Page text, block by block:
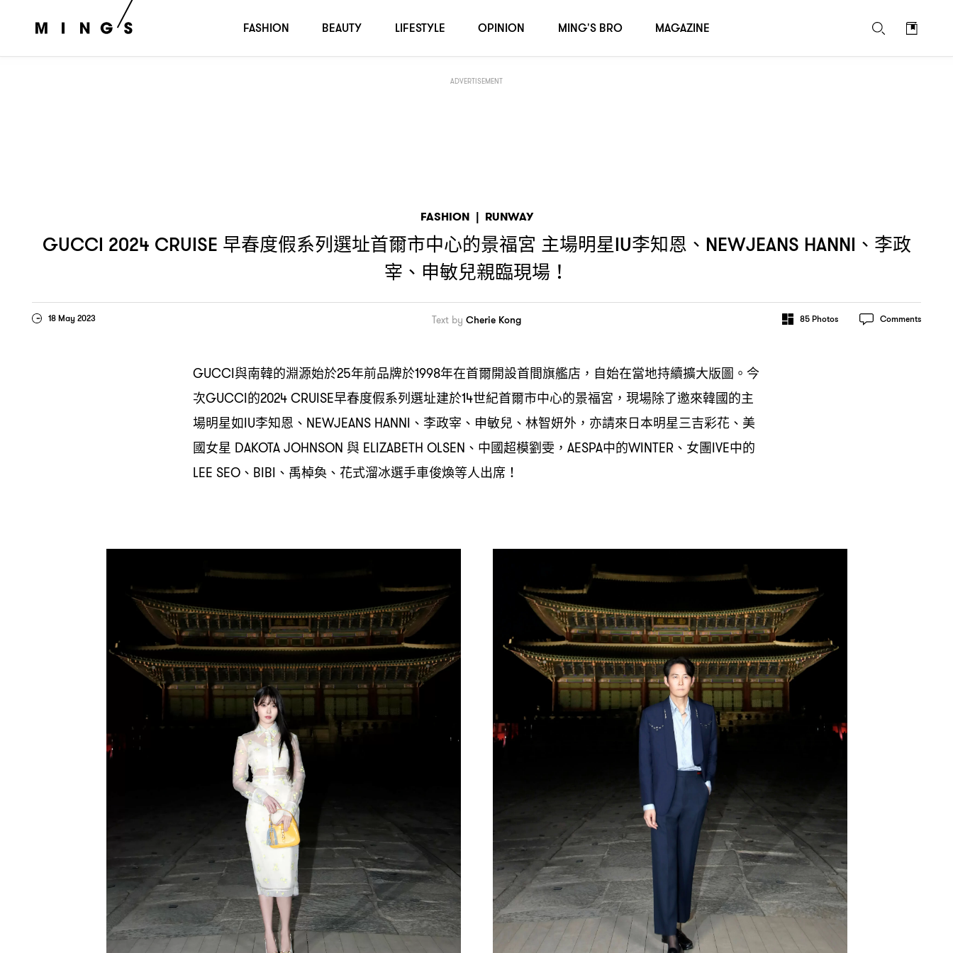
ADVERTISEMENT
FASHION | RUNWAY
GUCCI 2024 CRUISE 早春度假系列選址首爾市中心的景福宮 主場明星IU李知恩、 NEWJEANS HANNI 、李政
宰、申敏兒親臨現場 ！
18 May 2023 Text by Cherie Kong 85Photos Comments
GUCCI與南韓的淵源始於25年前品牌於1998年在首爾開設首間旗艦店 ， 自始在當地持續擴大版圖。今
次GUCCI的2024 CRUISE早春度假系列選址建於14世紀首爾市中心的景福宮 ， 現場除了邀來韓國的主
場明星如IU李知恩、 NEWJEANS HANNI 、李政宰、申敏兒、林智妍外 ， 亦請來日本明星三吉彩花、美
國女星 DAKOTA JOHNSON 與 ELIZABETH OLSEN 、中國超模劉雯 ，AESPA中的WINTER 、女團IVE中的
LEE SEO 、 BIBI 、禹棹奐、花式溜冰選手車俊煥等人出席 ！
FASHION BEAUTY LIFESTYLE OPINION MING'S BRO MAGAZINE
GUCCI 2024 CRUISE NEWJEANS HANNI